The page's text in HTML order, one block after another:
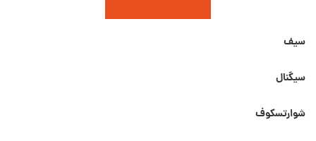
سیف
سیگنال
شوارتسکوف